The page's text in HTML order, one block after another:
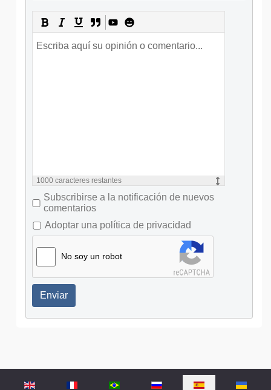
1000 caracteres restantes
Subscribirse a la notificación de nuevos
comentarios
Adoptar una política de privacidad
No soy un robot
Enviar
Seleccione su idioma